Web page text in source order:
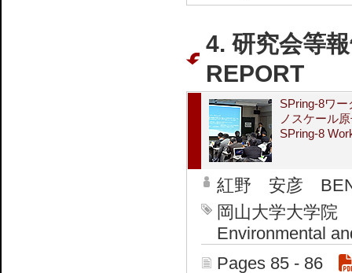
4. 研究会等
REPORT
SPring-8ワ
ノスケール
SPring-8
紅野 安彦
岡山大学大学
Environmental
Pages 85 - 86